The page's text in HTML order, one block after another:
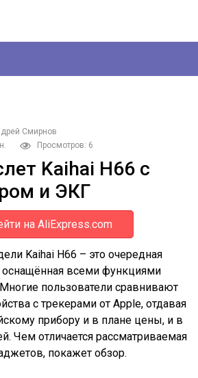
Смирнов
Просмотров: 6
Kaihai H66 с
и ЭКГ
на AliExpress.com
Kaihai H66 – это очередная
оснащённая всеми функциями
пользователи сравнивают
с трекерами от Apple, отдавая
прибору и в плане цены, и в
Чем отличается рассматриваемая
покажет обзор.